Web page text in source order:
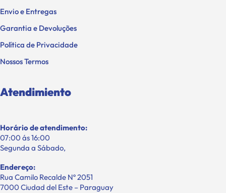
Envio e Entregas
Garantia e Devoluções
Política de Privacidade
Nossos Termos
Atendimiento
Horário de atendimento:
07:00 ás 16:00
Segunda a Sábado,
Endereço:
Rua Camilo Recalde Nº 2051
7000 Ciudad del Este – Paraguay